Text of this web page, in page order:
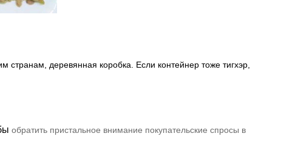
деревянная коробка. Если контейнер тоже тигхэр,
обратить пристальное внимание покупательские спросы в